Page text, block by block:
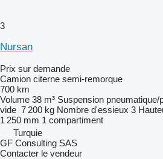
3
Nursan
Prix sur demande
Camion citerne semi-remorque
700 km
Volume 38 m³ Suspension pneumatique/
vide 7 200 kg Nombre d'essieux 3
1 250 mm 1 compartiment
Turquie
GF Consulting SAS
Contacter le vendeur